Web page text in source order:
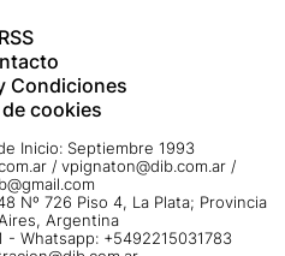
RSS
Condiciones
cookies
Inicio: Septiembre 1993
/ vpignaton@dib.com.ar /
Nº 726 Piso 4, La Plata; Provincia
Argentina
Whatsapp: +5492215031783